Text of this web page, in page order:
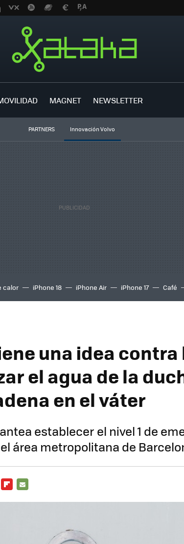
MAGNET NEWSLETTER
PARTNERS Innovación Volvo
calor iPhone 18 iPhone Air iPhone 17 Café
una idea contra
el agua de la
en el váter
establecer el nivel 1 de
área metropolitana de